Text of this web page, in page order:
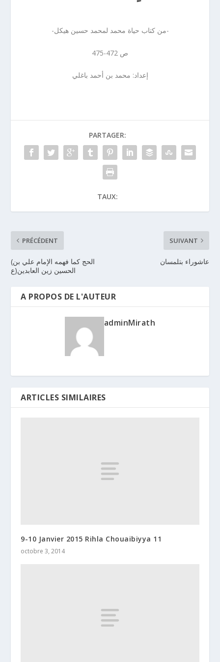
-من كتاب حياة محمد لمحمد حسين هيكل-
ص 472-475
إعداد: محمد بن أحمد باغلي
PARTAGER:
TAUX:
PRÉCÉDENT
(الحج كما فهمه الإمام علي بن
الحسين زين العابدين(ع
SUIVANT
عاشوراء بتلمسان
A PROPOS DE L'AUTEUR
adminMirath
ARTICLES SIMILAIRES
9-10 Janvier 2015 Rihla Chouaibiyya 11
octobre 3, 2014